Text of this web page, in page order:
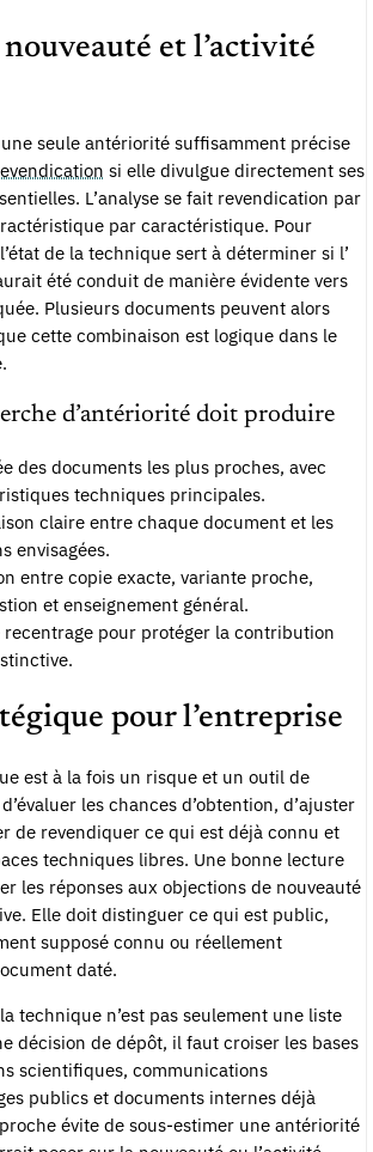
et l’activité
seule antériorité suffisamment précise
si elle divulgue directement ses
L’analyse se fait revendication par
par caractéristique. Pour
de la technique sert à déterminer si l’
été conduit de manière évidente vers
Plusieurs documents peuvent alors
cette combinaison est logique dans le
d’antériorité doit produire
des documents les plus proches, avec
techniques principales.
claire entre chaque document et les
envisagées.
entre copie exacte, variante proche,
et enseignement général.
recentrage pour protéger la contribution
pour l’entreprise
est à la fois un risque et un outil de
les chances d’obtention, d’ajuster
de revendiquer ce qui est déjà connu et
techniques libres. Une bonne lecture
les réponses aux objections de nouveauté
Elle doit distinguer ce qui est public,
supposé connu ou réellement
daté.
technique n’est pas seulement une liste
décision de dépôt, il faut croiser les bases
scientifiques, communications
publics et documents internes déjà
évite de sous-estimer une antériorité